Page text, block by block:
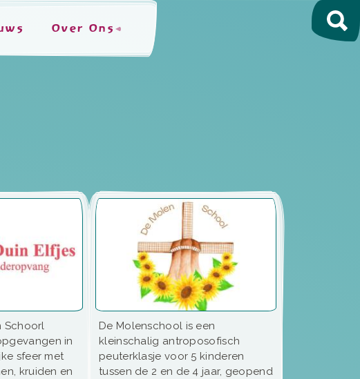
Over Ons
Schoorl
in
sfeer met
kruiden en
De Molenschool is een
kleinschalig antroposofisch
peuterklasje voor 5 kinderen
tussen de 2 en de 4 jaar, geopend